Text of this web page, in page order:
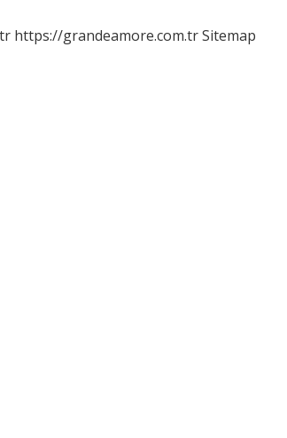
https://grandeamore.com.trSitemap